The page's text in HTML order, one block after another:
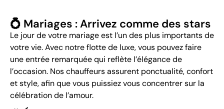
💍 Mariages : Arrivez comme des stars
Le jour de votre mariage est l’un des plus importants de
votre vie. Avec notre flotte de luxe, vous pouvez faire
une entrée remarquée qui reflète l’élégance de
l’occasion. Nos chauffeurs assurent ponctualité, confort
et style, afin que vous puissiez vous concentrer sur la
célébration de l’amour.